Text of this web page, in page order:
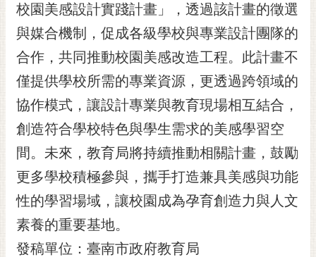
校園美感設計實踐計畫」，透過該計畫的徵選
與媒合機制，促成各級學校與專業設計團隊的
合作，共同推動校園美感改造工程。此計畫不
僅提供學校所需的專業資源，更透過跨領域的
協作模式，讓設計專業與教育現場相互結合，
創造符合學校特色與學生需求的美感學習空
間。未來，教育局將持續推動相關計畫，鼓勵
更多學校積極參與，攜手打造兼具美感與功能
性的學習場域，讓校園成為孕育創造力與人文
素養的重要基地。
發稿單位：臺南市政府教育局